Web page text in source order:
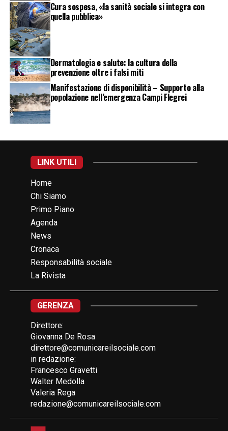
Cura sospesa, «la sanità sociale si integra con
quella pubblica»
Dermatologia e salute: la cultura della
prevenzione oltre i falsi miti
Manifestazione di disponibilità – Supporto alla
popolazione nell’emergenza Campi Flegrei
LINK UTILI
Home
Chi Siamo
Primo Piano
Agenda
News
Cronaca
Responsabilità sociale
La Rivista
GERENZA
Direttore:
Giovanna De Rosa
direttore@comunicareilsociale.com
in redazione:
Francesco Gravetti
Walter Medolla
Valeria Rega
redazione@comunicareilsociale.com